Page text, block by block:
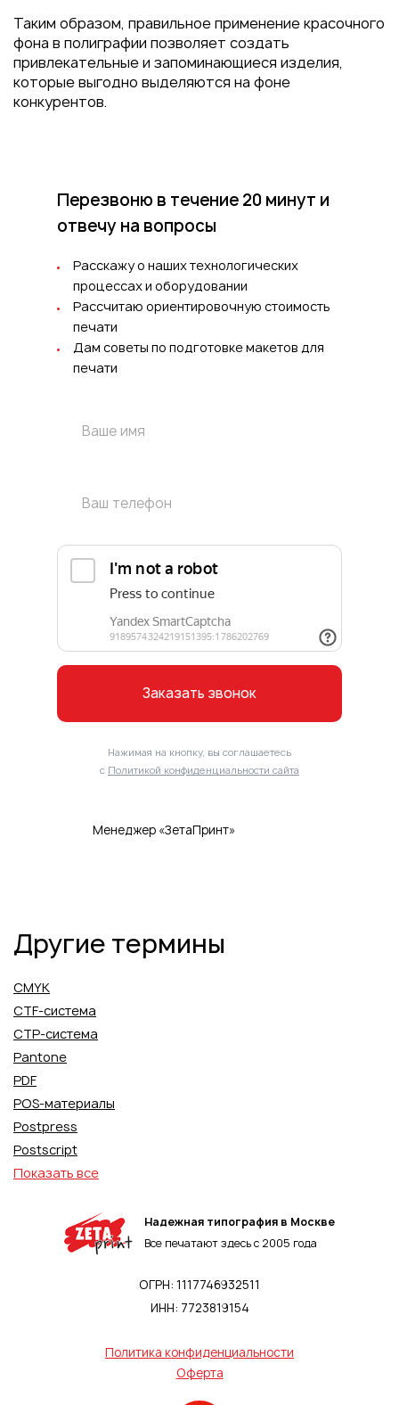
Таким образом, правильное применение красочного
фона в полиграфии позволяет создать
привлекательные и запоминающиеся изделия,
которые выгодно выделяются на фоне
конкурентов.
Менеджер «ЗетаПринт»
Перезвоню в течение 20 минут и
отвечу на вопросы
Расскажу о наших технологических
процессах и оборудовании
Рассчитаю ориентировочную стоимость
печати
Дам советы по подготовке макетов для
печати
Заказать звонок
Нажимая на кнопку, вы соглашаетесь
с Политикой конфиденциальности сайта
Другие термины
CMYK
CTF-система
CTP-система
Pantone
PDF
POS-материалы
Postpress
Postscript
Показать все
Надежная типография в Москве
Все печатают здесь с 2005 года
ОГРН: 1117746932511
ИНН: 7723819154
Политика конфиденциальности
Оферта